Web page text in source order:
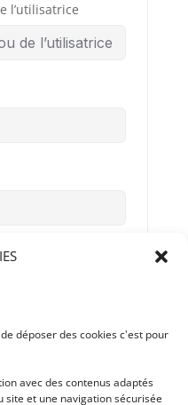
déposer des cookies c'est pour
avec des contenus adaptés
et une navigation sécurisée
l’utilisatrice